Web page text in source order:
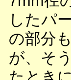
したパ
の部分
が、そ